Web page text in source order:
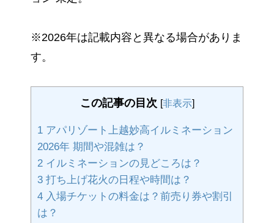
※2026年は記載内容と異なる場合がありま
す。
この記事の目次 [非表示]
1 アパリゾート上越妙高イルミネーション
2026年 期間や混雑は？
2 イルミネーションの見どころは？
3 打ち上げ花火の日程や時間は？
4 入場チケットの料金は？前売り券や割引
は？